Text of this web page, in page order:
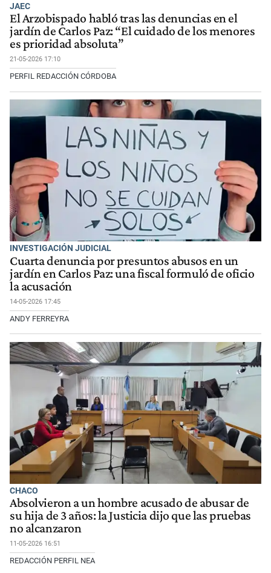
JAEC
El Arzobispado habló tras las denuncias en el
jardín de Carlos Paz: “El cuidado de los menores
es prioridad absoluta”
21-05-2026 17:10
PERFIL REDACCIÓN CÓRDOBA
INVESTIGACIÓN JUDICIAL
Cuarta denuncia por presuntos abusos en un
jardín en Carlos Paz: una fiscal formuló de oficio
la acusación
14-05-2026 17:45
ANDY FERREYRA
CHACO
Absolvieron a un hombre acusado de abusar de
su hija de 3 años: la Justicia dijo que las pruebas
no alcanzaron
11-05-2026 16:51
REDACCIÓN PERFIL NEA